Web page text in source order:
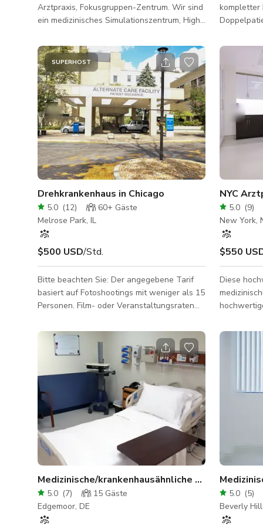
Arztpraxis, Fokusgruppen-Zentrum. Wir sind
ein medizinisches Simulationszentrum, High-
standardmäßige medizinische Einrichtung für
eine realistische Umgebung. Requisiten und
Kostüme inklusive. Konferenzraum &
Warte-/Aufenthalts-/Cateringbereich.
Innerhalb der 30-Meilen-Studiozone. Viel
Parkplätze.
kompletter
Arztbüro
STAGE 1
enthalten!! HINWEIS: Bitte kontaktieren Sie
uns vor
wegen
SUPERHOST
Drehkrankenhaus in Chicago
5.0 (12) 60+ Gäste
Melrose Park, IL
$500 USD/Std.
Bitte beachten Sie: Der angegebene Tarif
basiert auf Fotoshootings mit weniger als 15
Personen. Film- oder Veranstaltungsraten
Nutzungsbereichen und Details. Bitte fragen
Sie nach. Klassisches Krankenhaus 20
Minuten vom Stadtzentrum entfernt Kürzlich
geschlossenes Krankenhaus, 20 Minuten
vom Loop entfernt. Ausreichend Parkplätze
und gute Anbindung – das Krankenhaus
wird derzeit renoviert und ist daher
geschlossen. Jede Cast-/Crew-Größe über
30
5.0 (9)
New York,
$550
Diese
ist dies
einem saube
Medizinische/krankenhausähnliche Umgebung in Wilmington DE
5.0 (7) 15 Gäste
Edgemoor, DE
5.0 (5)
Beverly